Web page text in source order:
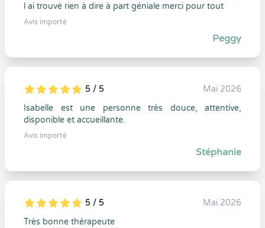
l ai trouvé rien à dire à part géniale merci pour tout
Avis importé
Peggy
5
1
5
0 5 / 5
Mai 2026
Isabelle est une personne très douce, attentive,
disponible et accueillante.
Avis importé
Stéphanie
5
1
5
0 5 / 5
Mai 2026
Très bonne thérapeute